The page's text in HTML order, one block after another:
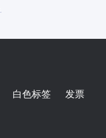
白色标签
发票